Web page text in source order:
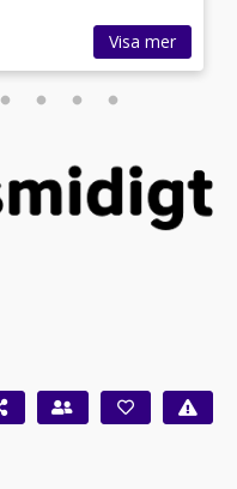
Visa mer